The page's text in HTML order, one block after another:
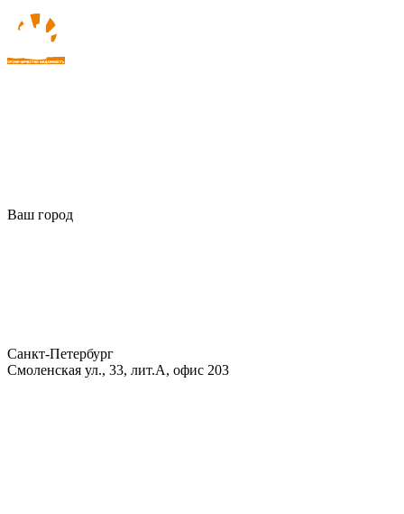
Ваш город
Санкт-Петербург
Смоленская ул., 33, лит.А, офис 203